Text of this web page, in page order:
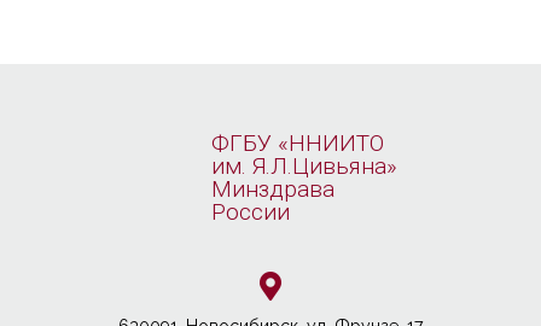
ФГБУ «ННИИТО
им. Я.Л.Цивьяна»
Минздрава
России